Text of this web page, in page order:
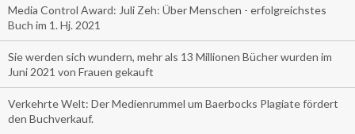
Media Control Award: Juli Zeh: Über Menschen - erfolgreichstes
Buch im 1. Hj. 2021
Sie werden sich wundern, mehr als 13 Millionen Bücher wurden im
Juni 2021 von Frauen gekauft
Verkehrte Welt: Der Medienrummel um Baerbocks Plagiate fördert
den Buchverkauf.